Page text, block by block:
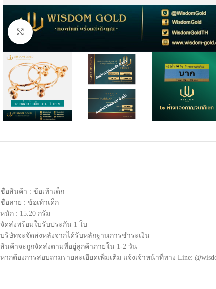
Click to enlarge
ชื่อสินค้า : ข้อเท้าเด็ก
ชื่อลาย : ข้อเท้าเด็ก
หนัก : 15.20 กรัม
จัดส่งพร้อมใบรับประกัน 1 ใบ
บริษัทจะจัดส่งหลังจากได้รับหลักฐานการชำระเงิน
สินค้าจะถูกจัดส่งตามที่อยู่ลูกค้าภายใน 1-2 วัน
หากต้องการสอบถามรายละเอียดเพิ่มเติม แจ้งเจ้าหน้าที่ทาง Line: